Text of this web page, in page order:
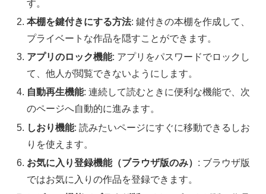
す。
本棚を鍵付きにする方法: 鍵付きの本棚を作成して、
プライベートな作品を隠すことができます。
アプリのロック機能: アプリをパスワードでロックし
て、他人が閲覧できないようにします。
自動再生機能: 連続して読むときに便利な機能で、次
のページへ自動的に進みます。
しおり機能: 読みたいページにすぐに移動できるしお
りを使えます。
お気に入り登録機能（ブラウザ版のみ） : ブラウザ版
ではお気に入りの作品を登録できます。